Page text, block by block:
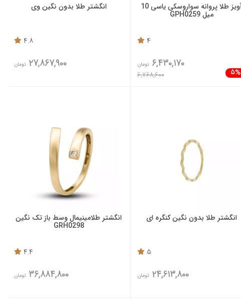
آویز طلا پروانه سواروسکی یاسی 10
میل GPH0259
4
5%
6,430,170 تومان
6,768,600
انگشتر طلا بدون نگین وی
4.8
27,867,900 تومان
انگشتر طلا بدون نگین کنگره ای
5
24,613,800 تومان
انگشتر طلامینیمال وسط باز تک نگین
GRH0298
4.4
36,884,800 تومان